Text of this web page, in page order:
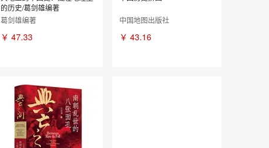
的历史/葛剑雄编著
葛剑雄编著
￥ 47.33
中国地图出版社
￥ 43.16